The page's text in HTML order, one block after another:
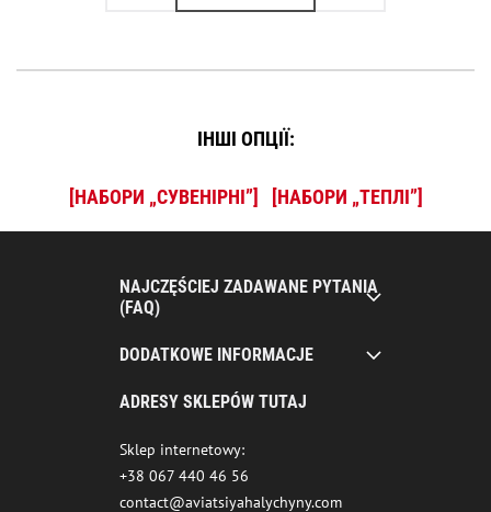
ІНШІ ОПЦІЇ:
[НАБОРИ „СУВЕНІРНІ”] [НАБОРИ „ТЕПЛІ”]
NAJCZĘŚCIEJ ZADAWANE PYTANIA
(FAQ)
DODATKOWE INFORMACJE
ADRESY SKLEPÓW TUTAJ
Sklep internetowy:
+38 067 440 46 56
contact@aviatsiyahalychyny.com